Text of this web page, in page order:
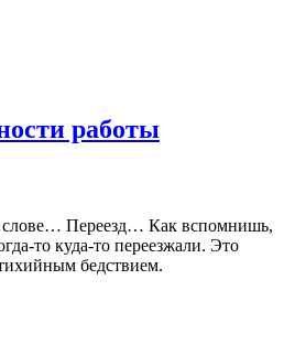
работы
слове… Переезд… Как вспомнишь,
то куда-то переезжали. Это
бедствием.